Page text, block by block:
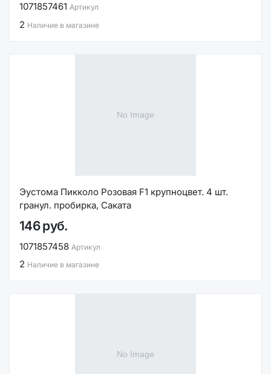
1071857461 Артикул
2 Наличие в магазине
Эустома Пикколо Розовая F1 крупноцвет. 4 шт.
гранул. пробирка, Саката
146 руб.
1071857458 Артикул
2 Наличие в магазине